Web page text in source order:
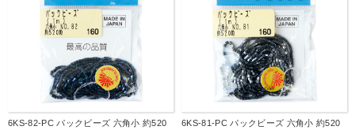
6KS-82-PC パックビーズ 六角小 約520
6KS-81-PC パックビーズ 六角小 約520